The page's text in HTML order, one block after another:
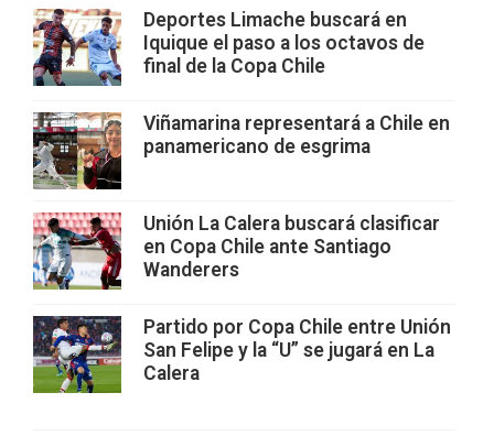
Deportes Limache buscará en
Iquique el paso a los octavos de
final de la Copa Chile
Viñamarina representará a Chile en
panamericano de esgrima
Unión La Calera buscará clasificar
en Copa Chile ante Santiago
Wanderers
Partido por Copa Chile entre Unión
San Felipe y la “U” se jugará en La
Calera